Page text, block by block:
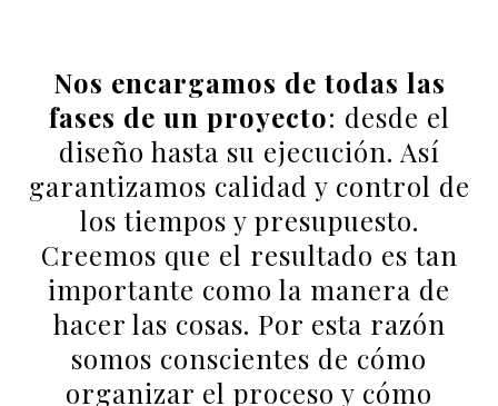
Nos encargamos de todas las
fases de un proyecto: desde el
diseño hasta su ejecución. Así
garantizamos calidad y control de
los tiempos y presupuesto.
Creemos que el resultado es tan
importante como la manera de
hacer las cosas. Por esta razón
somos conscientes de cómo
organizar el proceso y cómo